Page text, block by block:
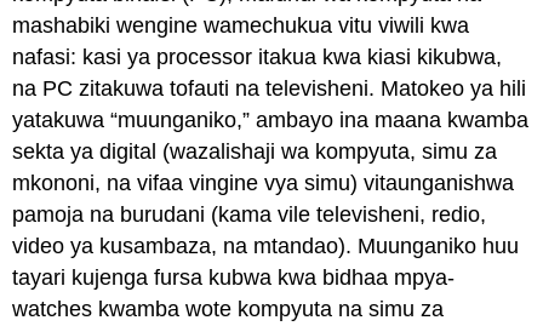
mashabiki wengine wamechukua vitu viwili kwa
nafasi: kasi ya processor itakua kwa kiasi kikubwa,
na PC zitakuwa tofauti na televisheni. Matokeo ya hili
yatakuwa “muunganiko,” ambayo ina maana kwamba
sekta ya digital (wazalishaji wa kompyuta, simu za
mkononi, na vifaa vingine vya simu) vitaunganishwa
pamoja na burudani (kama vile televisheni, redio,
video ya kusambaza, na mtandao). Muunganiko huu
tayari kujenga fursa kubwa kwa bidhaa mpya-
watches kwamba wote kompyuta na simu za